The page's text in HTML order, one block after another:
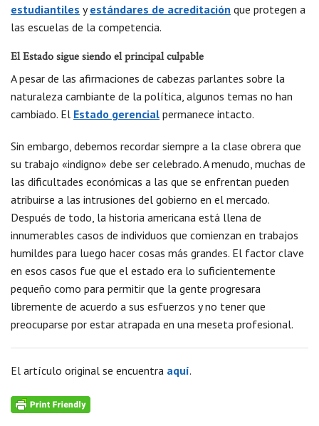
estudiantiles yestándares de acreditación que protegen a
las escuelas de la competencia.
El Estado sigue siendo el principal culpable
A pesar de las afirmaciones de cabezas parlantes sobre la
naturaleza cambiante de la política, algunos temas no han
cambiado. El Estado gerencial permanece intacto.
Sin embargo, debemos recordar siempre a la clase obrera que
su trabajo «indigno» debe ser celebrado. A menudo, muchas de
las dificultades económicas a las que se enfrentan pueden
atribuirse a las intrusiones del gobierno en el mercado.
Después de todo, la historia americana está llena de
innumerables casos de individuos que comienzan en trabajos
humildes para luego hacer cosas más grandes. El factor clave
en esos casos fue que el estado era lo suficientemente
pequeño como para permitir que la gente progresara
libremente de acuerdo a sus esfuerzos y no tener que
preocuparse por estar atrapada en una meseta profesional.
El artículo original se encuentra aquí.